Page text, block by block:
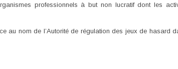
professionnels à but non lucratif dont les
au nom de l’Autorité de régulation des jeux de hasard